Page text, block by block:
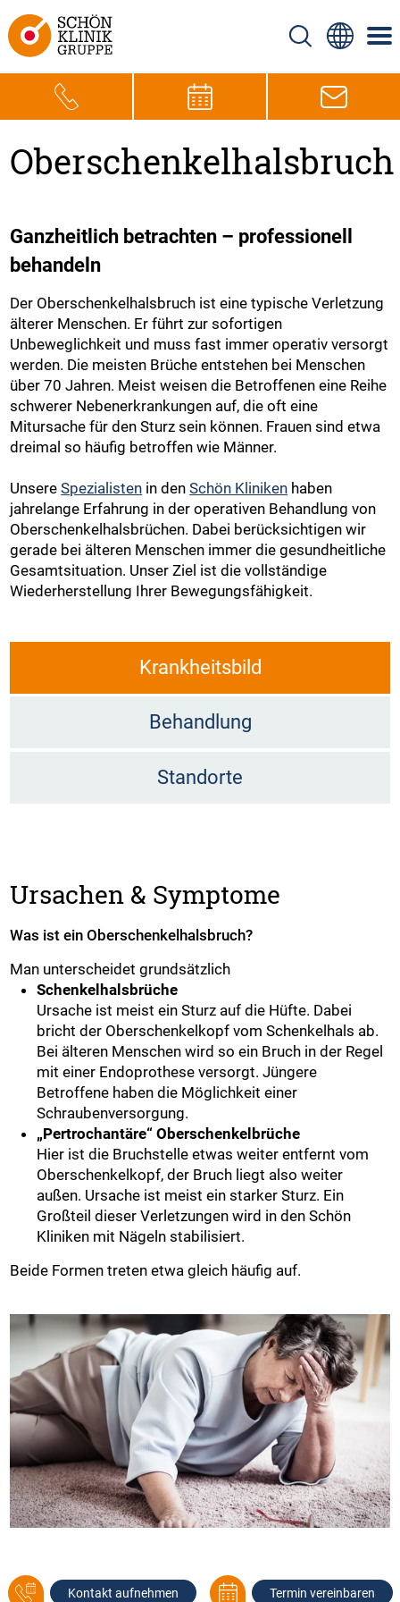
Oberschenkelhalsbruch
Ganzheitlich betrachten – professionell
behandeln
Der Oberschenkelhalsbruch ist eine typische Verletzung
älterer Menschen. Er führt zur sofortigen
Unbeweglichkeit und muss fast immer operativ versorgt
werden. Die meisten Brüche entstehen bei Menschen
über 70 Jahren. Meist weisen die Betroffenen eine Reihe
schwerer Nebenerkrankungen auf, die oft eine
Mitursache für den Sturz sein können. Frauen sind etwa
dreimal so häufig betroffen wie Männer.
UnsereSpezialisten in denSchön Kliniken haben
jahrelange Erfahrung in der operativen Behandlung von
Oberschenkelhalsbrüchen. Dabei berücksichtigen wir
gerade bei älteren Menschen immer die gesundheitliche
Gesamtsituation. Unser Ziel ist die vollständige
Wiederherstellung Ihrer Bewegungsfähigkeit.
Krankheitsbild
Behandlung
Standorte
Ursachen & Symptome
Was ist ein Oberschenkelhalsbruch?
Man unterscheidet grundsätzlich
Schenkelhalsbrüche
Ursache ist meist ein Sturz auf die Hüfte. Dabei
bricht der Oberschenkelkopf vom Schenkelhals ab.
Bei älteren Menschen wird so ein Bruch in der Regel
mit einer Endoprothese versorgt. Jüngere
Betroffene haben die Möglichkeit einer
Schraubenversorgung.
„Pertrochantäre“ Oberschenkelbrüche
Hier ist die Bruchstelle etwas weiter entfernt vom
Oberschenkelkopf, der Bruch liegt also weiter
außen. Ursache ist meist ein starker Sturz. Ein
Großteil dieser Verletzungen wird in den Schön
Kliniken mit Nägeln stabilisiert.
Beide Formen treten etwa gleich häufig auf.
Kontakt aufnehmen Termin vereinbaren